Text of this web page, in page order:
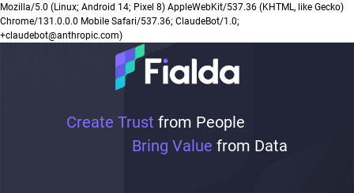
Create Trust from People
Bring Value from Data
Mozilla/5.0 (Linux; Android 14; Pixel 8) AppleWebKit/537.36 (KHTML, like Gecko)
Chrome/131.0.0.0 Mobile Safari/537.36; ClaudeBot/1.0;
+claudebot@anthropic.com)